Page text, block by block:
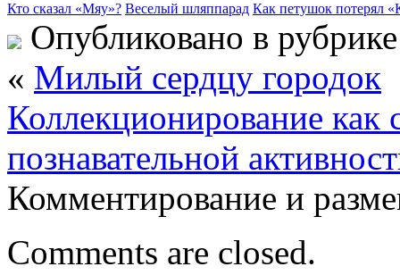
Кто сказал «Мяу»? Веселый шляппарад Как петушок потерял
Опубликовано в
« Милый сердцу городок
Коллекционирование как
познавательной
Комментирование и
Comments are closed.